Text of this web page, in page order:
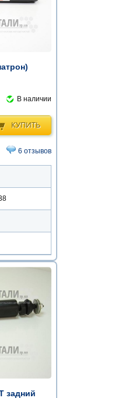
В наличии
КУПИТЬ
6 отзывов
задний